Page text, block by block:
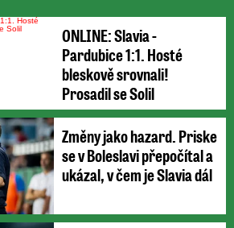
likvidovali spadlé stromy
Sedlici a Červené
místech odčerpávalivodu ze
ve Světlé nad Sázavou na
také pročišťovali kanalizaci.
sledujte radar
ONLINE: Slavia -
Pardubice 1:1. Hosté
bleskově srovnali!
Prosadil se Solil
Změny jako hazard. Priske
se v Boleslavi přepočítal a
ukázal, v čem je Slavia dál